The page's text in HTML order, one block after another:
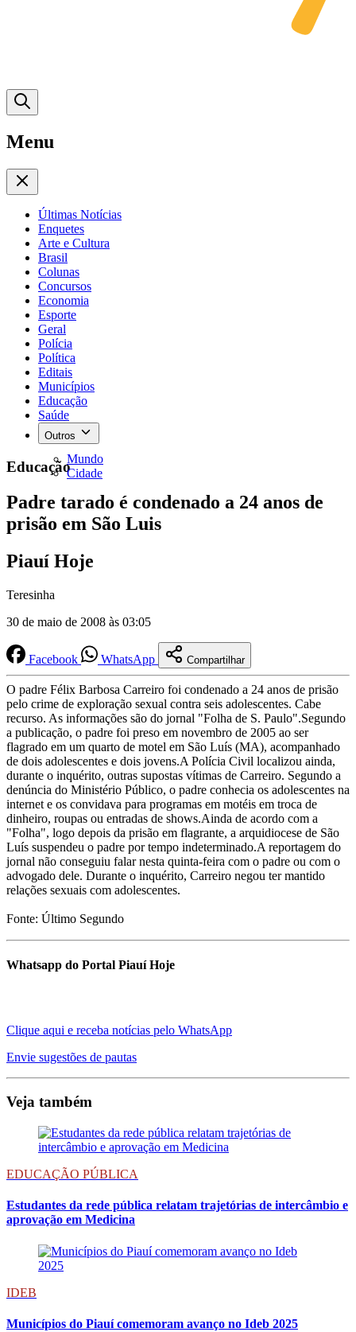
Menu
Últimas Notícias
Enquetes
Arte e Cultura
Brasil
Colunas
Concursos
Economia
Esporte
Geral
Polícia
Política
Editais
Municípios
Educação
Saúde
Outros
Mundo
Cidade
Educação
Padre tarado é condenado a 24 anos de
prisão em São Luis
Piauí Hoje
Teresinha
30 de maio de 2008 às 03:05
Facebook WhatsApp Compartilhar
O padre Félix Barbosa Carreiro foi condenado a 24 anos de prisão
pelo crime de exploração sexual contra seis adolescentes. Cabe
recurso. As informações são do jornal "Folha de S. Paulo".Segundo
a publicação, o padre foi preso em novembro de 2005 ao ser
flagrado em um quarto de motel em São Luís (MA), acompanhado
de dois adolescentes e dois jovens.A Polícia Civil localizou ainda,
durante o inquérito, outras supostas vítimas de Carreiro. Segundo a
denúncia do Ministério Público, o padre conhecia os adolescentes na
internet e os convidava para programas em motéis em troca de
dinheiro, roupas ou entradas de shows.Ainda de acordo com a
"Folha", logo depois da prisão em flagrante, a arquidiocese de São
Luís suspendeu o padre por tempo indeterminado.A reportagem do
jornal não conseguiu falar nesta quinta-feira com o padre ou com o
advogado dele. Durante o inquérito, Carreiro negou ter mantido
relações sexuais com adolescentes.
Fonte: Último Segundo
Whatsapp do Portal Piauí Hoje
Clique aqui e receba notícias pelo WhatsApp
Envie sugestões de pautas
Veja também
EDUCAÇÃO PÚBLICA
Estudantes da rede pública relatam trajetórias de intercâmbio e
aprovação em Medicina
IDEB
Municípios do Piauí comemoram avanço no Ideb 2025